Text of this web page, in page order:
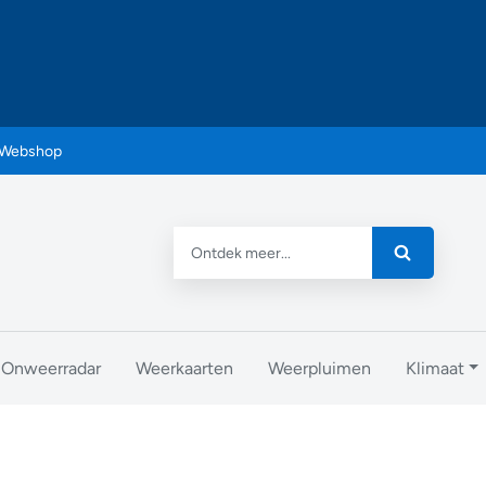
Onweerradar Weerkaarten Weerpluimen Klimaat